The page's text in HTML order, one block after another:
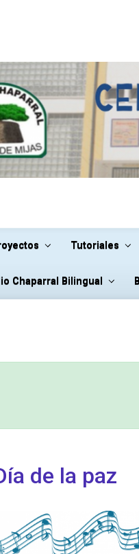
Tutoriales
Chaparral Bilingual
de la paz